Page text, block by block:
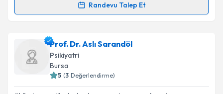
Randevu Talep Et
Randevu Takvimi Talebi
Ass. Dr. Ramazan Köksaliçin randevu takvimi talebi
oluşturun. Size bu uzmandan randevu almanız için bir
takvim hazırlandığında e-posta ile bilgilendireceğiz.
Prof. Dr. Aslı Sarandöl
Psikiyatri
Bursa
5 (3 Değerlendirme)